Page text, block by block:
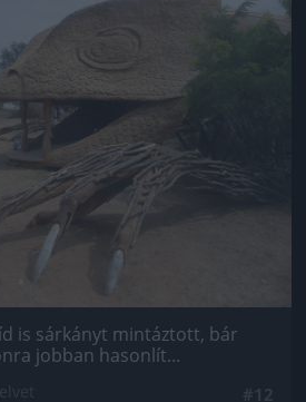
is sárkányt mintáztott, bár
jobban hasonlít...